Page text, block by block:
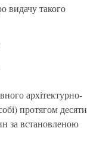
видачу такого
архітектурно-
протягом десяти
за встановленою